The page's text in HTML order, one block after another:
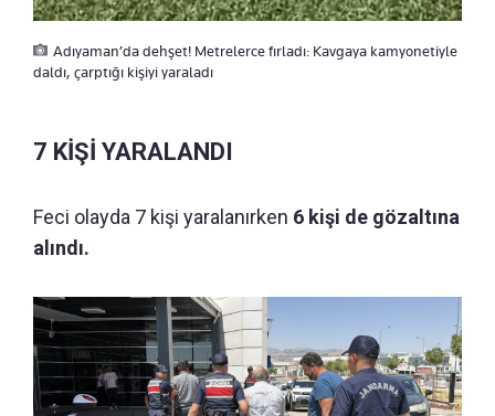
Adıyaman’da dehşet! Metrelerce fırladı: Kavgaya kamyonetiyle
daldı, çarptığı kişiyi yaraladı
7 KİŞİ YARALANDI
Feci olayda 7 kişi yaralanırken 6 kişi de gözaltına
alındı.